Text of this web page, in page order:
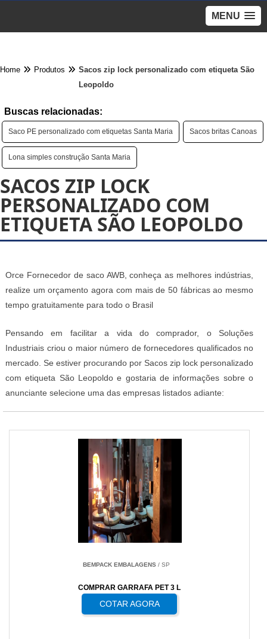
MENU
Home Produtos
Sacos zip lock personalizado com etiqueta São
Leopoldo
Buscas relacionadas:
Saco PE personalizado com etiquetas Santa Maria Sacos britas Canoas
Lona simples construção Santa Maria
SACOS ZIP LOCK
PERSONALIZADO COM
ETIQUETA SÃO LEOPOLDO
Orce Fornecedor de saco AWB, conheça as melhores indústrias,
realize um orçamento agora com mais de 50 fábricas ao mesmo
tempo gratuitamente para todo o Brasil
Pensando em facilitar a vida do comprador, o Soluções
Industriais criou o maior número de fornecedores qualificados no
mercado. Se estiver procurando por Sacos zip lock personalizado
com etiqueta São Leopoldo e gostaria de informações sobre o
anunciante selecione uma das empresas listados adiante:
BEMPACK EMBALAGENS/ SP
COMPRAR GARRAFA PET 3 L
COTAR AGORA